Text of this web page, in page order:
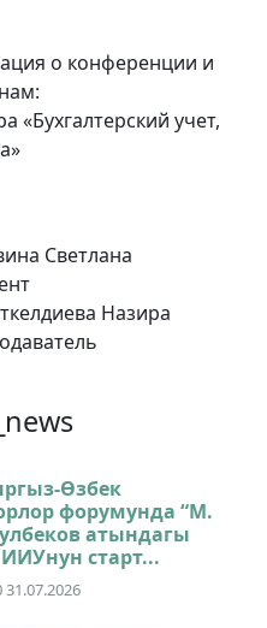
о конференции и
«Бухгалтерский учет,
Светлана
Назира
Өзбек
форумунда “М.
атындагы
старт...